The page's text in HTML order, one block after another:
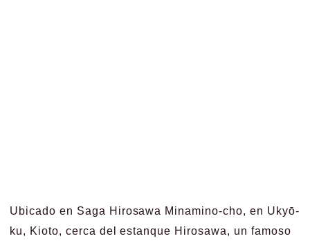
Ubicado en Saga Hirosawa Minamino-cho, en Ukyō-
ku, Kioto, cerca del estanque Hirosawa, un famoso